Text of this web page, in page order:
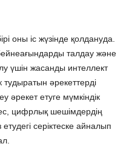
оны іс жүзінде қолдануда.
талдау және
үшін жасанды интеллект
тудыратын әрекеттерді
әрекет етуге мүмкіндік
цифрлық шешімдердің
етудегі серіктеске айналып